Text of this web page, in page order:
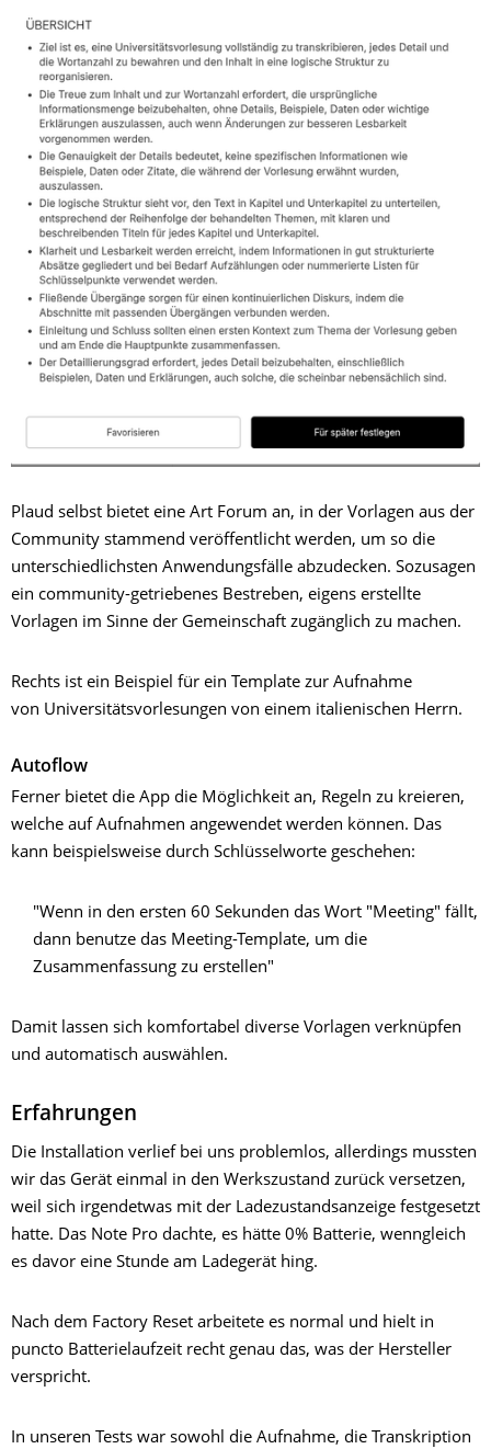
Plaud selbst bietet eine Art Forum an, in der Vorlagen aus der
Community stammend veröffentlicht werden, um so die
unterschiedlichsten Anwendungsfälle abzudecken. Sozusagen
ein community-getriebenes Bestreben, eigens erstellte
Vorlagen im Sinne der Gemeinschaft zugänglich zu machen.
Rechts ist ein Beispiel für ein Template zur Aufnahme
von Universitätsvorlesungen von einem italienischen Herrn.
Autoflow
Ferner bietet die App die Möglichkeit an, Regeln zu kreieren,
welche auf Aufnahmen angewendet werden können. Das
kann beispielsweise durch Schlüsselworte geschehen:
"Wenn in den ersten 60 Sekunden das Wort "Meeting" fällt,
dann benutze das Meeting-Template, um die
Zusammenfassung zu erstellen"
Damit lassen sich komfortabel diverse Vorlagen verknüpfen
und automatisch auswählen.
Erfahrungen
Die Installation verlief bei uns problemlos, allerdings mussten
wir das Gerät einmal in den Werkszustand zurück versetzen,
weil sich irgendetwas mit der Ladezustandsanzeige festgesetzt
hatte. Das Note Pro dachte, es hätte 0% Batterie, wenngleich
es davor eine Stunde am Ladegerät hing.
Nach dem Factory Reset arbeitete es normal und hielt in
puncto Batterielaufzeit recht genau das, was der Hersteller
verspricht.
In unseren Tests war sowohl die Aufnahme, die Transkription